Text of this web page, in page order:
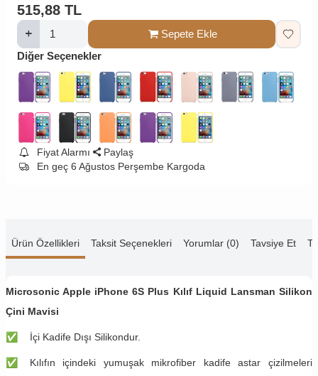
515,88 TL
Sepete Ekle
Diğer Seçenekler
Fiyat Alarmı
Paylaş
En geç 6 Ağustos Perşembe Kargoda
Ürün Özellikleri Taksit Seçenekleri Yorumlar (0) Tavsiye Et
Microsonic Apple iPhone 6S Plus Kılıf Liquid Lansman Silikon
Çini Mavisi
✅ İçi Kadife Dışı Silikondur.
✅ Kılıfın içindeki yumuşak mikrofiber kadife astar çizilmeleri